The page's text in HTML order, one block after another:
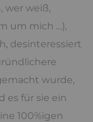
wer weiß,
um mich …),
desinteressiert
wurde,
es für sie ein
100%igen